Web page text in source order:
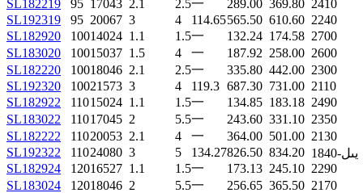
SL182219
95 17043 2.1 2.5一 289.00 369.80 2410
SL192319
95 20067 3 4 114.65565.50 610.60 2240
SL182920
10014024 1.1 1.5一 132.24 174.58 2700
SL183020
10015037 1.5 4 一 187.92 258.00 2600
SL182220
10018046 2.1 2.5一 335.80 442.00 2300
SL192320
10021573 3 4 119.3 687.30 731.00 2110
SL182922
11015024 1.1 1.5一 134.85 183.18 2490
SL183022
11017045 2 5.5一 243.60 331.10 2350
SL182222
11020053 2.1 4 一 364.00 501.00 2130
SL192322
11024080 3 5 134.27826.50 834.20
1840-يىل
SL182924
12016527 1.1 1.5一 173.13 245.10 2290
SL183024
12018046 2 5.5一 256.65 365.50 2170